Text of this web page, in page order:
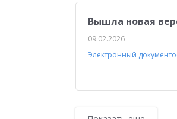
Вышла новая
09.02.2026
Электронный